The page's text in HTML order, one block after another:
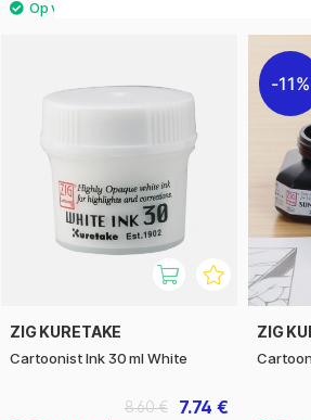
ZIG KURETAKE
Cartoonist Ink 30 ml White
7.74 €
8.60 €
11%
ZIG